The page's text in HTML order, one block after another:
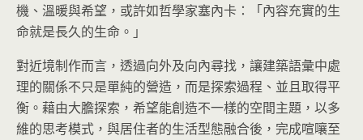
機、溫暖與希望，或許如哲學家塞內卡：「內容充實的生
命就是長久的生命。」
對近境制作而言，透過向外及向內尋找，讓建築語彙中處
理的關係不只是單純的營造，而是探索過程、並且取得平
衡。藉由大膽探索，希望能創造不一樣的空間主題，以多
維的思考模式，與居住者的生活型態融合後，完成喧嚷至